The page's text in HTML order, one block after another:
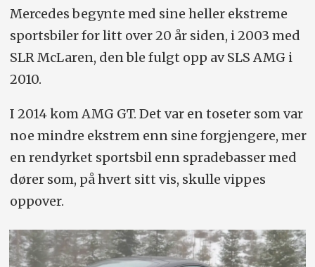
Motor/drivlinje:4,0 liters bi-turbo V8,
bensin, 585hk/800Nm, 9-trinns automat,
firehjulsdrift.
Forbruk (WLTP):14,1/100 km.
Lengde/bredde (med speil)/høyde:
473/210/135 cm.
Konkurrenter:Porsche 911, Jaguar F-
Mercedes begynte med sine heller ekstreme
sportsbiler for litt over 20 år siden, i 2003 med
SLR McLaren, den ble fulgt opp av SLS AMG i
2010.
I 2014 kom AMG GT. Det var en toseter som var
noe mindre ekstrem enn sine forgjengere, mer
en rendyrket sportsbil enn spradebasser med
dører som, på hvert sitt vis, skulle vippes
oppover.